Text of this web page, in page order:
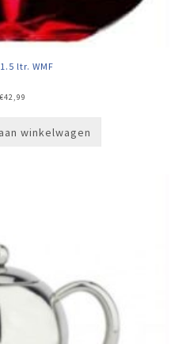
ltr. WMF
€42,99
winkelwagen